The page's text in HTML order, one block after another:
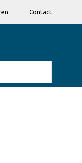
Contact